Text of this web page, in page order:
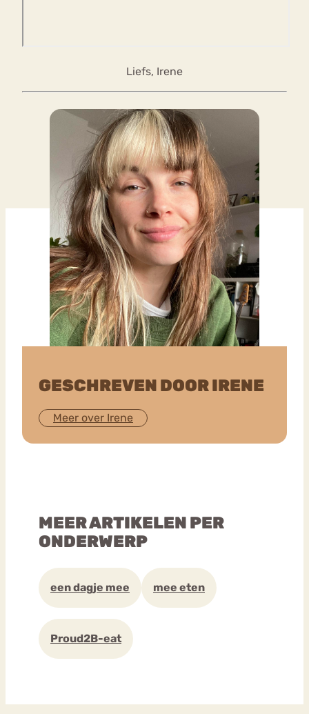
Liefs, Irene
GESCHREVEN DOOR IRENE
Meer over Irene
MEER ARTIKELEN PER
ONDERWERP
een dagje mee mee eten
Proud2B-eat